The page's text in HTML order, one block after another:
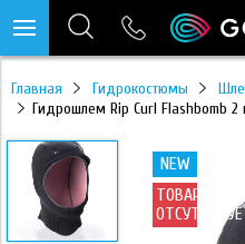
Главная Гидрокостюмы
Гидрошлем Rip Curl Flashbomb 2
NEW
ТОВАР
https://mc.yandex.ru/pixel/